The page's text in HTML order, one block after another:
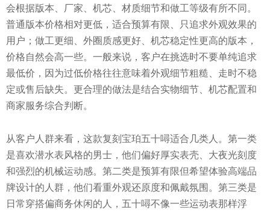
会根据版本、厂家、机芯、材质细节和做工等级有所不同。
普通版本价格相对更低，适合预算有限、只追求外观效果的
用户；做工更细、外圈质感更好、机芯稳定性更高的版本，
价格自然会高一些。一般来说，客户在挑选时不要单纯追求
最低价，因为过低价格往往意味着外观细节粗糙、走时不稳
定或售后缺失。更合理的做法是结合实物细节、机芯配置和
商家服务综合判断。
从客户人群来看，这款复刻宝珀五十噚适合几类人。第一类
是喜欢潜水表风格的男士，他们偏好厚实表壳、大夜光刻度
和强烈的机械运动感。第二类是预算有限但希望体验高端品
牌设计的人群，他们看重外观还原度和佩戴氛围。第三类是
日常穿搭偏商务休闲的人，五十噚不像一些运动表那样浮